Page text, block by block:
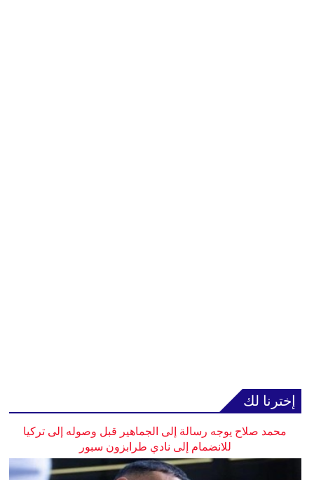
إخترنا لك
محمد صلاح يوجه رسالة إلى الجماهير قبل وصوله إلى تركيا
للانضمام إلى نادي طرابزون سبور